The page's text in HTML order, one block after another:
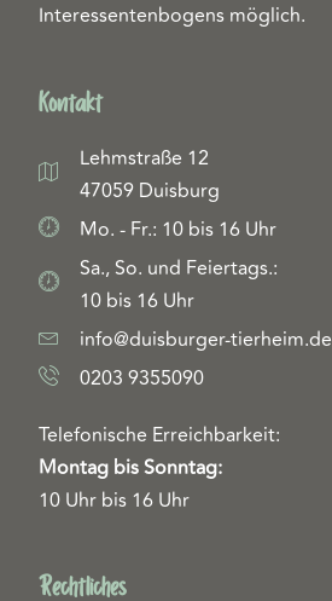
Interessentenbogens möglich.
Kontakt
Lehmstraße 12
47059 Duisburg
Mo. - Fr.: 10 bis 16 Uhr
Sa., So. und Feiertags.:
10 bis 16 Uhr
info@duisburger-tierheim.de
0203 9355090
Telefonische Erreichbarkeit:
Montag bis Sonntag:
10 Uhr bis 16 Uhr
Rechtliches